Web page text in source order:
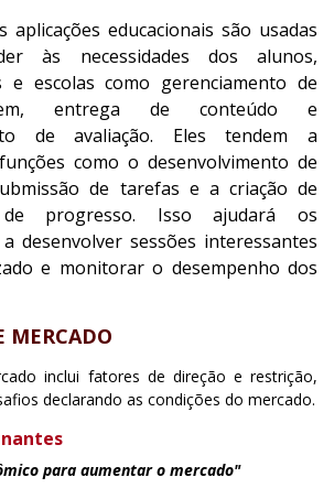
aplicações educacionais são usadas
às necessidades dos alunos,
e escolas como gerenciamento de
entrega de conteúdo e
de avaliação. Eles tendem a
como o desenvolvimento de
de tarefas e a criação de
progresso. Isso ajudará os
desenvolver sessões interessantes
e monitorar o desempenho dos
MERCADO
inclui fatores de direção e restrição,
declarando as condições do mercado.
para aumentar o mercado"